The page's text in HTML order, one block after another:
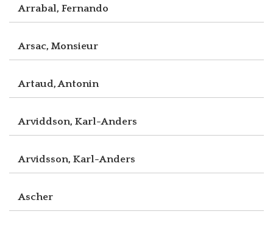
Arrabal, Fernando
Arsac, Monsieur
Artaud, Antonin
Arviddson, Karl-Anders
Arvidsson, Karl-Anders
Ascher